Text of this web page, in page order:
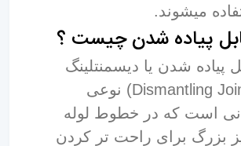
میشوند.
پیاده شدن چیست ؟
پیاده شدن یا دیسمنتلینگ
جوینت (Dismantling Joint) نوعی
است که در خطوط لوله
بزرگ برای راحت تر کردن